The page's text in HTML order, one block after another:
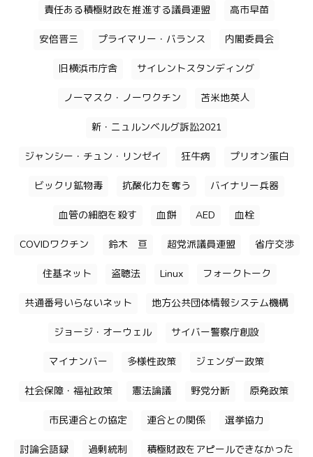
責任ある積極財政を推進する議員連盟 高市早苗
安倍晋三 プライマリー・バランス 内閣委員会
旧横浜市庁舎 サイレントスタンディング
ノーマスク・ノーワクチン 苫米地英人
新・ニュルンベルグ訴訟2021
ジャンシー・チュン・リンゼイ 狂牛病 プリオン蛋白
ビックリ鉱物毒 抗酸化力を奪う バイナリー兵器
血管の細胞を殺す 血餅 AED 血栓
COVIDワクチン 鈴木 亘 超党派議員連盟 省庁交渉
住基ネット 盗聴法 Linux フォークトーク
共通番号いらないネット 地方公共団体情報システム機構
ジョージ・オーウェル サイバー警察庁創設
マイナンバー 多様性政策 ジェンダー政策
社会保障・福祉政策 憲法論議 野党分断 原発政策
市民連合との協定 連合との関係 選挙協力
討論会語録 過剰統制 積極財政をアピールできなかった